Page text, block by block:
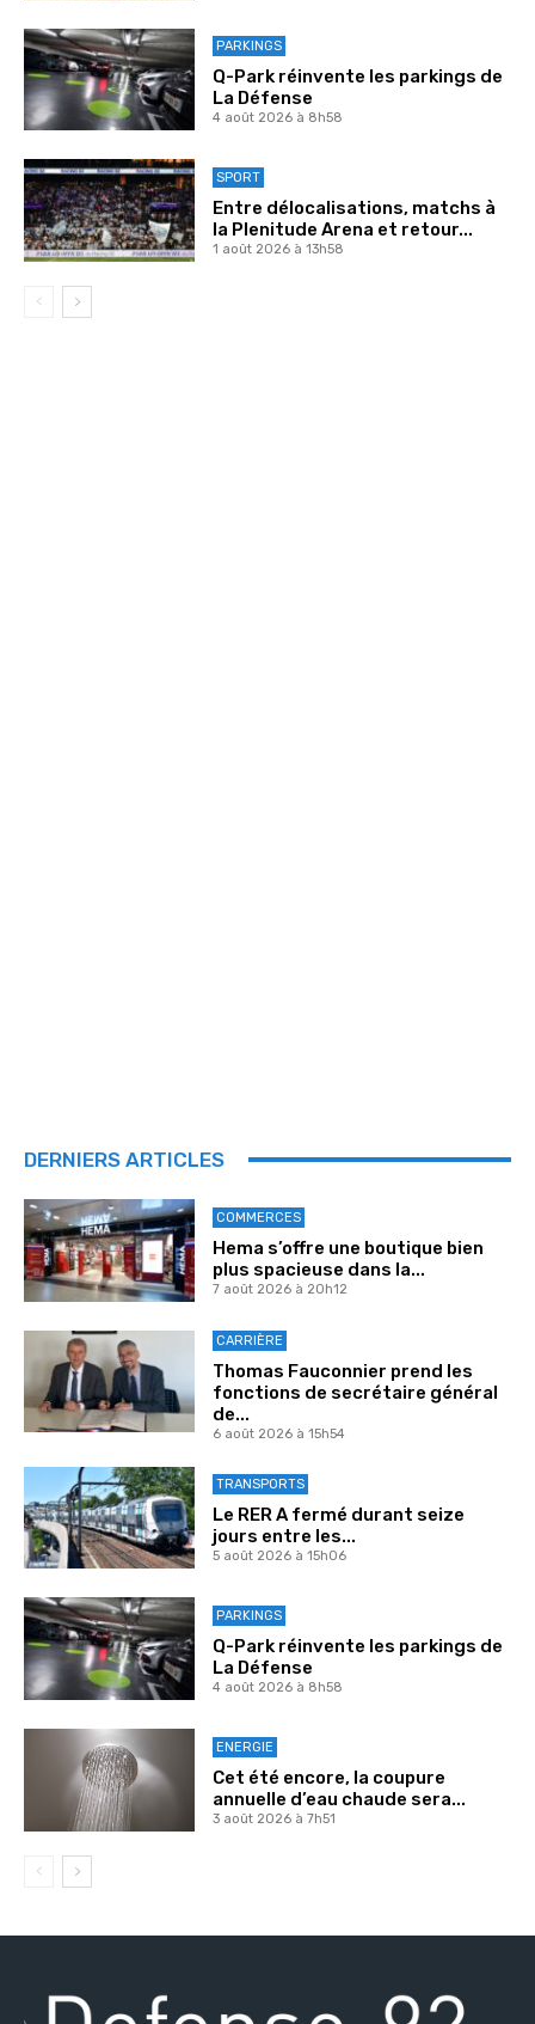
PARKINGS
Q-Park réinvente les parkings de
La Défense
4 août 2026 à 8h58
SPORT
Entre délocalisations, matchs à
la Plenitude Arena et retour...
1 août 2026 à 13h58
DERNIERS ARTICLES
COMMERCES
Hema s’offre une boutique bien
plus spacieuse dans la...
7 août 2026 à 20h12
CARRIÈRE
Thomas Fauconnier prend les
fonctions de secrétaire général
de...
6 août 2026 à 15h54
TRANSPORTS
Le RER A fermé durant seize
jours entre les...
5 août 2026 à 15h06
PARKINGS
Q-Park réinvente les parkings de
La Défense
4 août 2026 à 8h58
ENERGIE
Cet été encore, la coupure
annuelle d’eau chaude sera...
3 août 2026 à 7h51